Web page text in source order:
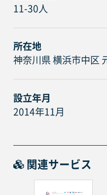
11-30人
所在地
神奈川県 横浜市中区
設立年月
2014年11月
関連サービス